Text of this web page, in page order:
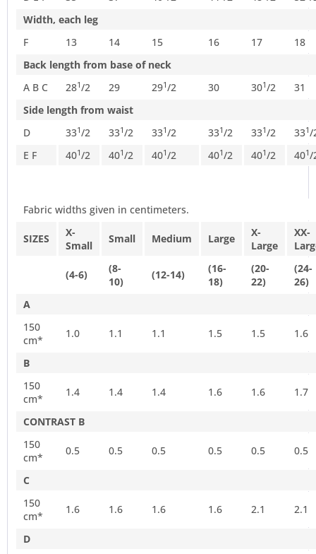
Width, each leg
F
13 14 15 16 17
18
Back length from base of neck
A B C
281/2 29 291/2 30 301/2
31
Side length from waist
D
331/2 331/2 331/2 331/2 331/2 331/
E F
401/2 401/2 401/2 401/2 401/2 401/
Fabric widths given in centimeters.
SIZES
X-
Small
Small Medium Large
X-
Large
XX-
(4-6)
(8-
10)
(12-14)
(16-
18)
(20-
22)
(24-
26)
A
150
cm*
1.0 1.1 1.1 1.5 1.5 1.6
B
150
cm*
1.4 1.4 1.4 1.6 1.6 1.7
CONTRAST B
150
cm*
0.5 0.5 0.5 0.5 0.5 0.5
C
150
cm*
1.6 1.6 1.6 1.6 2.1 2.1
D